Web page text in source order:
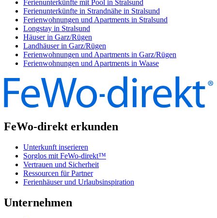
Ferienunterkünfte mit Pool in Stralsund
Ferienunterkünfte in Strandnähe in Stralsund
Ferienwohnungen und Apartments in Stralsund
Longstay in Stralsund
Häuser in Garz/Rügen
Landhäuser in Garz/Rügen
Ferienwohnungen und Apartments in Garz/Rügen
Ferienwohnungen und Apartments in Waase
FeWo-direkt erkunden
Unterkunft inserieren
Sorglos mit FeWo-direkt™
Vertrauen und Sicherheit
Ressourcen für Partner
Ferienhäuser und Urlaubsinspiration
Unternehmen